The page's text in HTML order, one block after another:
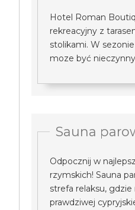
Hotel Roman
rekreacyjny z
stolikami. W
moze być
Sauna
Odpocznij w
rzymskich! Sauna
strefa relaksu,
prawdziwej